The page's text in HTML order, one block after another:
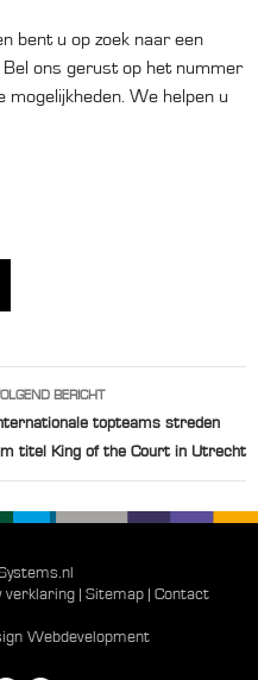
bent u op zoek naar een
ons gerust op het nummer
We helpen u
BERICHT
topteams streden
titel King of the Court in Utrecht
verklaring| Sitemap| Contact
Webdevelopment